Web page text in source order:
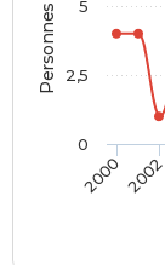
2000 2002
0
2,5
5